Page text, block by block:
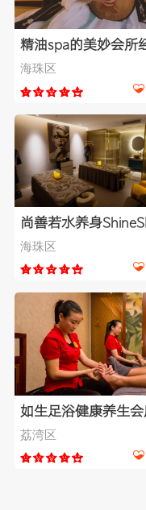
精油spa的美妙会所
海珠区
尚善若水养身
海珠区
如生足浴健康养生会
荔湾区